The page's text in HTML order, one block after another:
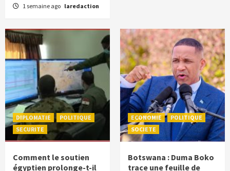
1 semaine ago laredaction
DIPLOMATIE
POLITIQUE
SECURITE
Comment le soutien
égyptien prolonge-t-il
ECONOMIE
POLITIQUE
SOCIETE
Botswana : Duma Boko
trace une feuille de